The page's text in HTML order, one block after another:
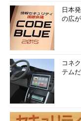
日本
の広
コネ
テム